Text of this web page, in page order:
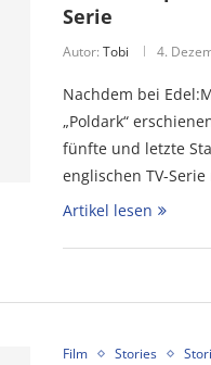
Serie
Autor: Tobi 4.
Nachdem bei
„Poldark“
fünfte und letzte
englischen TV-
Artikel lesen
Film Stories